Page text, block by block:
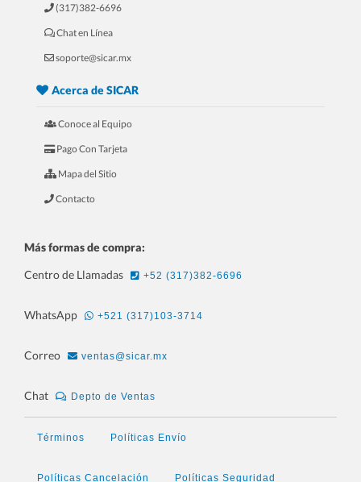
6.- Mini Curso Para Ferreterías
(317)382-6696
Chat en Línea
soporte@sicar.mx
Acerca de SICAR
Conoce al Equipo
Pago Con Tarjeta
Mapa del Sitio
Contacto
Más formas de compra:
Centro de Llamadas
+52 (317)382-6696
WhatsApp +521 (317)103-3714
Correo ventas@sicar.mx
Chat Depto de Ventas
Términos Políticas Envío
Políticas Cancelación Políticas Seguridad